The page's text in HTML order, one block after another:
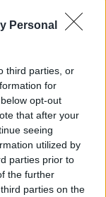
Personal
third parties, or
for
opt-out
that after your
seeing
utilized by
parties prior to
the further
parties on the